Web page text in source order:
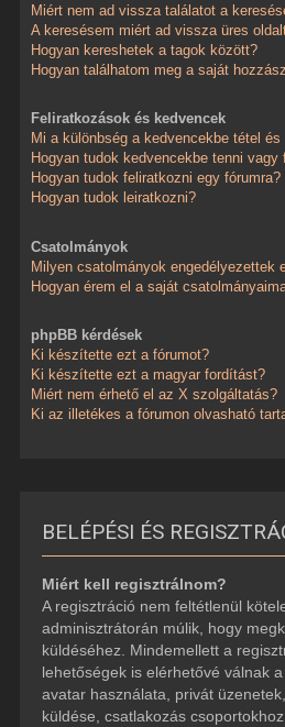
Miért nem ad vissza találatot a
A keresésem miért ad vissza üres
Hogyan kereshetek a tagok között?
Hogyan találhatom meg a saját
Feliratkozások és kedvencek
Mi a különbség a kedvencekbe tétel
Hogyan tudok kedvencekbe tenni
Hogyan tudok feliratkozni egy fórumra?
Hogyan tudok leiratkozni?
Csatolmányok
Milyen csatolmányok engedélyezettek
Hogyan érem el a saját
phpBB kérdések
Ki készítette ezt a fórumot?
Ki készítette ezt a magyar fordítást?
Miért nem érhető el az X szolgáltatás?
Ki az illetékes a fórumon olvasható
BELÉPÉSI ÉS
Miért kell regisztrálnom?
A regisztráció nem feltétlenül
adminisztrátorán múlik, hogy
küldéséhez. Mindemellett a
lehetőségek is elérhetővé válnak
avatar használata, privát
küldése, csatlakozás